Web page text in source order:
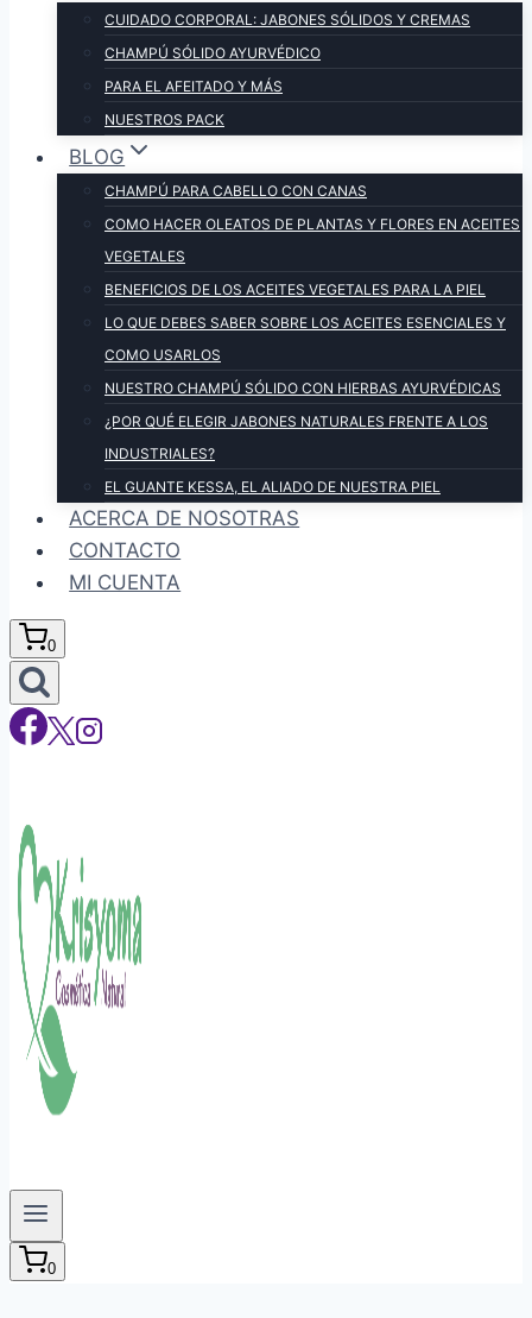
CUIDADO CORPORAL: JABONES SÓLIDOS Y CREMAS
CHAMPÚ SÓLIDO AYURVÉDICO
PARA EL AFEITADO Y MÁS
NUESTROS PACK
BLOG
CHAMPÚ PARA CABELLO CON CANAS
COMO HACER OLEATOS DE PLANTAS Y FLORES EN ACEITES
VEGETALES
BENEFICIOS DE LOS ACEITES VEGETALES PARA LA PIEL
LO QUE DEBES SABER SOBRE LOS ACEITES ESENCIALES Y
COMO USARLOS
NUESTRO CHAMPÚ SÓLIDO CON HIERBAS AYURVÉDICAS
¿POR QUÉ ELEGIR JABONES NATURALES FRENTE A LOS
INDUSTRIALES?
EL GUANTE KESSA, EL ALIADO DE NUESTRA PIEL
ACERCA DE NOSOTRAS
CONTACTO
MI CUENTA
0
0